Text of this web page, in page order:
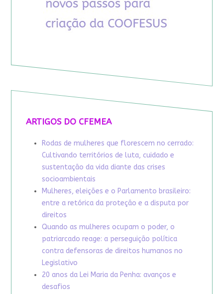
ARTIGOS DO CFEMEA
Rodas de mulheres que florescem no cerrado:
Cultivando territórios de luta, cuidado e
sustentação da vida diante das crises
socioambientais
Mulheres, eleições e o Parlamento brasileiro:
entre a retórica da proteção e a disputa por
direitos
Quando as mulheres ocupam o poder, o
patriarcado reage: a perseguição política
contra defensoras de direitos humanos no
Legislativo
20 anos da Lei Maria da Penha: avanços e
desafios